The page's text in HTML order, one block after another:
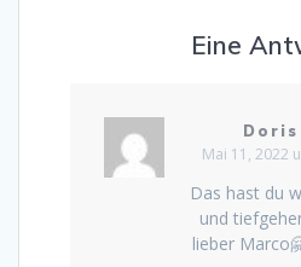
Eine
Doris
Mai 11, 2022
Das hast du
und
lieber